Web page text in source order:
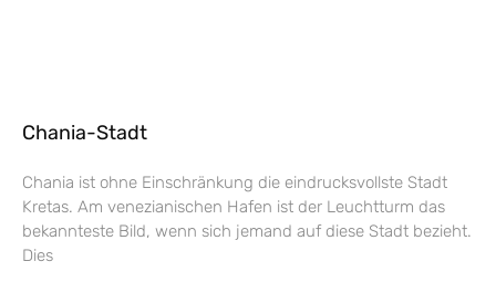
Chania-Stadt
Chania ist ohne Einschränkung die eindrucksvollste Stadt
Kretas. Am venezianischen Hafen ist der Leuchtturm das
bekannteste Bild, wenn sich jemand auf diese Stadt bezieht.
Dies